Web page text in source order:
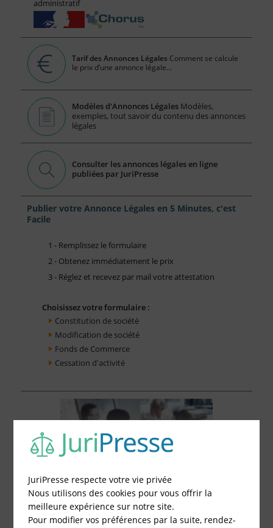
administratif
Tarif des Annonces Légales Comment se calcule
le prix d’une annonce légale...
Modèles d'Annonces Légales Modèles,
exemples, tout savoir du contenu des annonces
légales
Consulter les annonces légales en ligne
publiées par JuriPresse
Publier votre Annonce Légales en 5 Minutes, c'est
Facile
1 - Remplissez le formulaire
2 - Obtenez immédiatement le prix
3 - Réglez et recevez par mail votre attestation
Choisissez votre formulaire :
Constitution de société
Modification de société
Fonds de Commerce
Cessation d'activité
JuriPresse respecte votre vie privée
Nous utilisons des cookies pour vous offrir la
meilleure expérience sur notre site.
Pour modifier vos préférences par la suite, rendez-